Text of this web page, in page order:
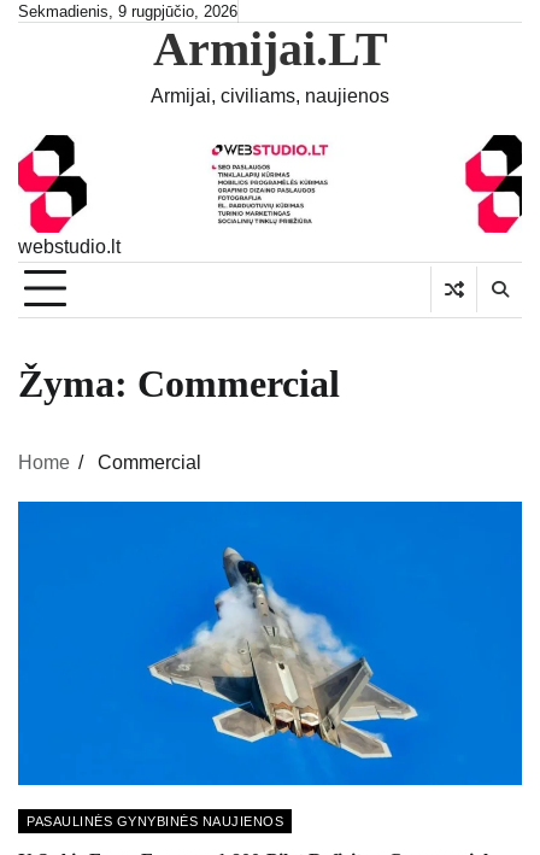
SkipSekmadienis, 9 rugpjūčio, 2026
Armijai.LT
Armijai, civiliams, naujienos
webstudio.lt
Žyma: Commercial
Home Commercial
PASAULINĖS GYNYBINĖS NAUJIENOS